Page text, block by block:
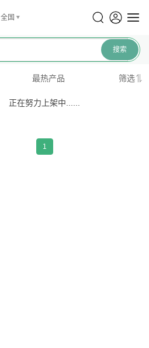
全国
最热产品 筛选
正在努力上架中......
1